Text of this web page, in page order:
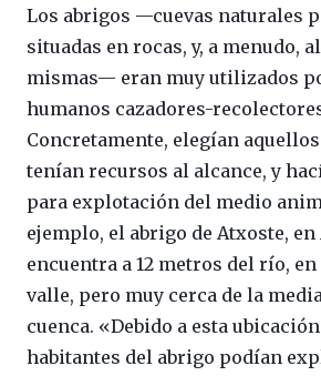
Los abrigos —cuevas naturales
situadas en rocas, y, a menudo,
mismas— eran muy utilizados
humanos cazadores-
Concretamente, elegían
tenían recursos al alcance, y
para explotación del medio
ejemplo, el abrigo de Atxoste, en
encuentra a 12 metros del río,
valle, pero muy cerca de la
cuenca. «Debido a esta
habitantes del abrigo podían